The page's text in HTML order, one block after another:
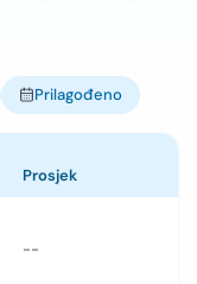
Prilagođeno
Prosjek
--